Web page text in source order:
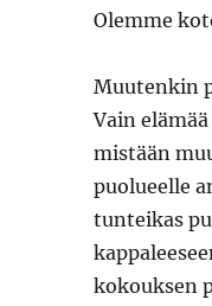
Olemme
Muutenkin
Vain
mistään
puolueelle
tunteikas
kokouksen